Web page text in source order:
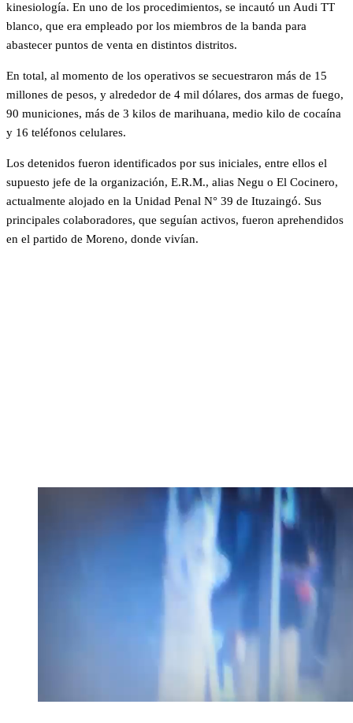
kinesiología. En uno de los procedimientos, se incautó un Audi TT
blanco, que era empleado por los miembros de la banda para
abastecer puntos de venta en distintos distritos.
En total, al momento de los operativos se secuestraron más de 15
millones de pesos, y alrededor de 4 mil dólares, dos armas de fuego,
90 municiones, más de 3 kilos de marihuana, medio kilo de cocaína
y 16 teléfonos celulares.
Los detenidos fueron identificados por sus iniciales, entre ellos el
supuesto jefe de la organización, E.R.M., alias Negu o El Cocinero,
actualmente alojado en la Unidad Penal N° 39 de Ituzaingó. Sus
principales colaboradores, que seguían activos, fueron aprehendidos
en el partido de Moreno, donde vivían.